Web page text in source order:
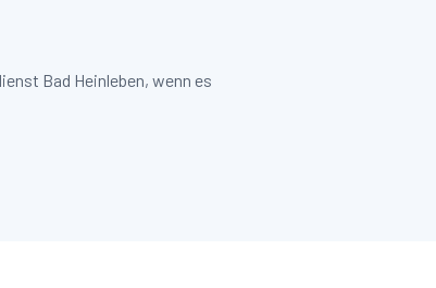
Bad Heinleben, wenn es